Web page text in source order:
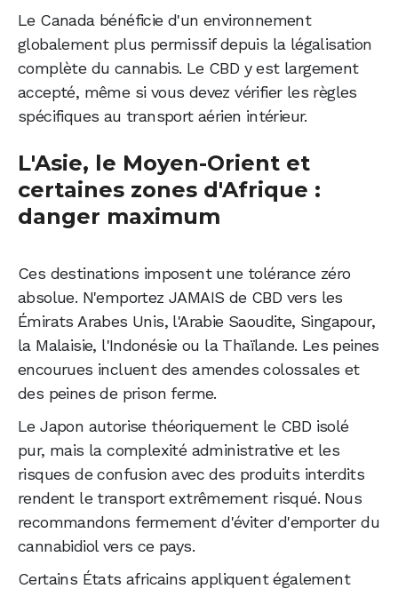
Le Canada bénéficie d'un environnement
globalement plus permissif depuis la légalisation
complète du cannabis. Le CBD y est largement
accepté, même si vous devez vérifier les règles
spécifiques au transport aérien intérieur.
L'Asie, le Moyen-Orient et
certaines zones d'Afrique :
danger maximum
Ces destinations imposent une tolérance zéro
absolue. N'emportez JAMAIS de CBD vers les
Émirats Arabes Unis, l'Arabie Saoudite, Singapour,
la Malaisie, l'Indonésie ou la Thaïlande. Les peines
encourues incluent des amendes colossales et
des peines de prison ferme.
Le Japon autorise théoriquement le CBD isolé
pur, mais la complexité administrative et les
risques de confusion avec des produits interdits
rendent le transport extrêmement risqué. Nous
recommandons fermement d'éviter d'emporter du
cannabidiol vers ce pays.
Certains États africains appliquent également